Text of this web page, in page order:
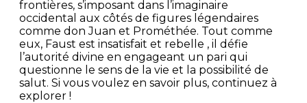
frontières, s’imposant dans l’imaginaire
occidental aux côtés de figures légendaires
comme don Juan et Prométhée. Tout comme
eux, Faust est insatisfait et rebelle , il défie
l’autorité divine en engageant un pari qui
questionne le sens de la vie et la possibilité de
salut. Si vous voulez en savoir plus, continuez à
explorer !